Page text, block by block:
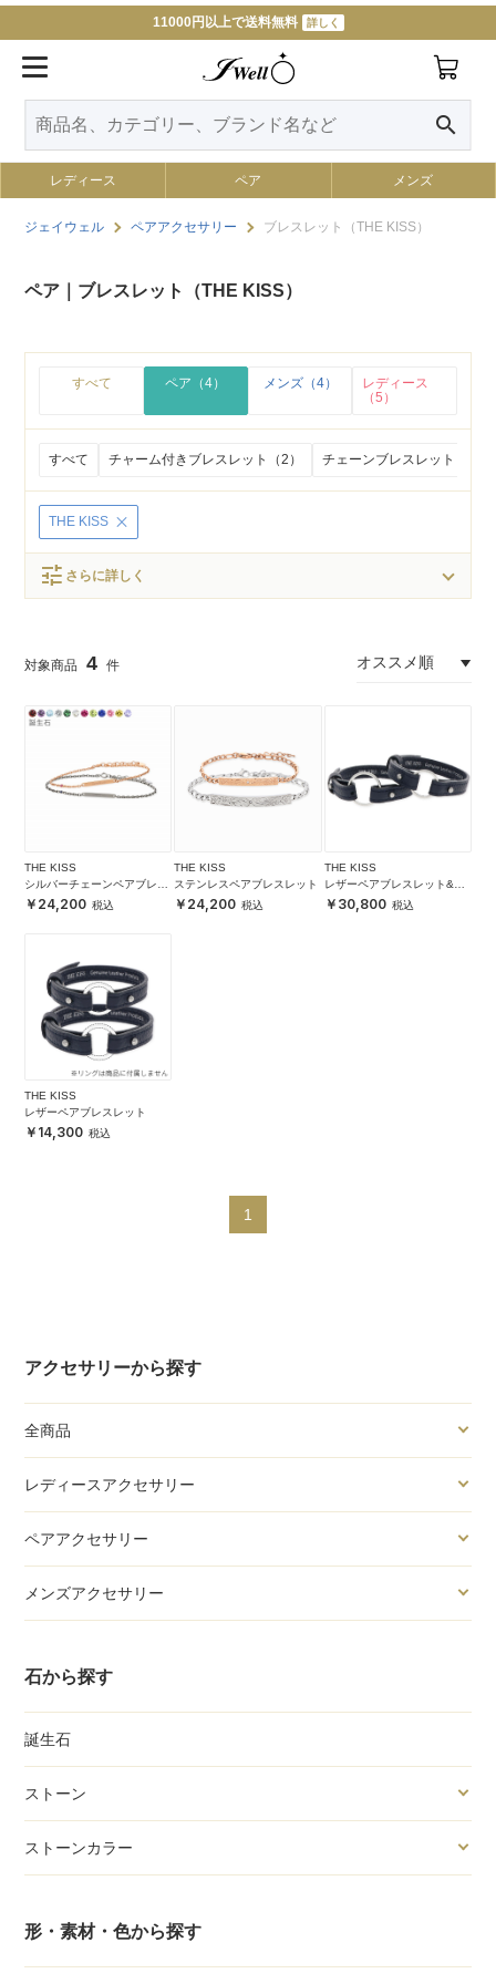
11000円以上で送料無料 詳しく
search
レディース ペア メンズ
ジェイウェル ペアアクセサリー ブレスレット（THE KISS）
アクセサリーから探す
全商品
レディースアクセサリー
ペアアクセサリー
メンズアクセサリー
石から探す
誕生石
ストーン
ストーンカラー
形・素材・色から探す
ペア｜ブレスレット（THE KISS）
すべて ペア（4） メンズ（4）
レディース
（5）
すべて チャーム付きブレスレット（2） チェーンブレスレット（0）
THE KISS
tune さらに詳しく
4
THE KISS
シルバーチェーンペアブレス
レット24,200
THE KISS
ステンレスペアブレスレット
24,200
THE KISS
レザーペアブレスレット&シ
ルバーペアリング セット
30,800
THE KISS
レザーペアブレスレット
14,300
1